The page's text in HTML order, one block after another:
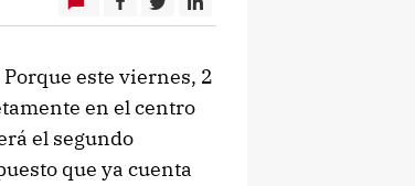
este viernes, 2
en el centro
el segundo
que ya cuenta